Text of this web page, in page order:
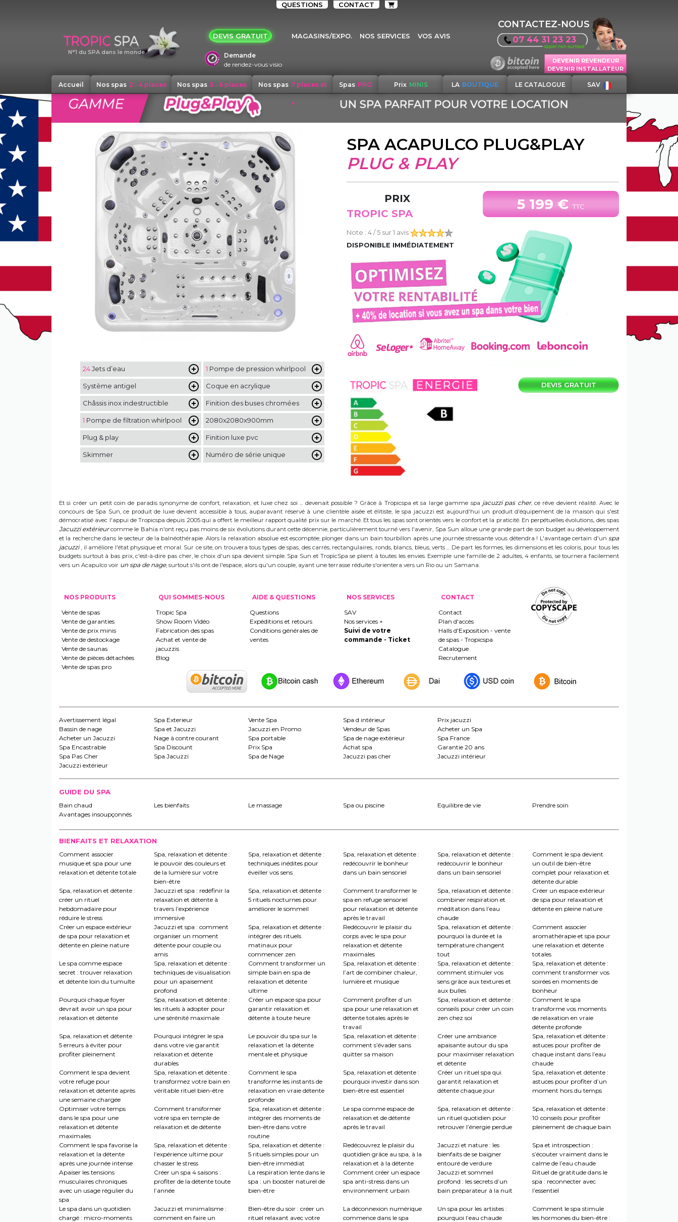
QUESTIONS CONTACT
N°1 du SPA dans le monde
DEVIS GRATUIT MAGASINS/EXPO. NOS SERVICES VOS AVIS
Demande
de rendez-vous visio
CONTACTEZ-NOUS
07 44 31 23 23
DEVENIR REVENDEUR
DEVENIR INSTALLATEUR
Accueil Nos spas 2 - 4 places Nos spas 5 - 6 places Nos spas 7 places et
+
Spas PRO Prix MINIS LA BOUTIQUE LE CATALOGUE SAV
24Jets d’eau 1 Pompe de pression whirlpool
Système antigel Coque en acrylique
Châssis inox indestructible Finition des buses chromées
1 Pompe de filtration whirlpool 2080x2080x900mm
Plug & play Finition luxe pvc
Skimmer Numéro de série unique
SPA ACAPULCO PLUG&PLAY
PLUG & PLAY
PRIX
TROPIC SPA
5 199 €TTC
Note : 4/ 5 sur1 avis
DISPONIBLE IMMÉDIATEMENT
DEVIS GRATUIT
Et si créer un petit coin de paradis synonyme de confort, relaxation, et luxe chez soi ... devenait possible ? Grâce à Tropicspa et sa large gamme spa jacuzzi pas cher, ce rêve devient réalité. Avec le
concours de Spa Sun, ce produit de luxe devient accessible à tous, auparavant réservé à une clientèle aisée et élitiste, le spa jacuzzi est aujourd'hui un produit d'équipement de la maison qui s'est
démocratisé avec l'appui de Tropicspa depuis 2005 qui a offert le meilleur rapport qualité prix sur le marché. Et tous les spas sont orientés vers le confort et la praticité. En perpétuelles évolutions, des spas
Jacuzzi extérieurcomme le Bahia n'ont reçu pas moins de six évolutions durant cette décennie, particulièrement tourné vers l'avenir, Spa Sun alloue une grande part de son budget au développement
et la recherche dans le secteur de la balnéothérapie. Alors la relaxation absolue est escomptée, plonger dans un bain tourbillon après une journée stressante vous détendra ! L'avantage certain d'un spa
jacuzzi, il améliore l'état physique et moral. Sur ce site, on trouvera tous types de spas, des carrés, rectangulaires, ronds, blancs, bleus, verts ... De part les formes, les dimensions et les coloris, pour tous les
budgets surtout à bas prix, c'est-à-dire pas cher, le choix d'un spa devient simple. Spa Sun et TropicSpa se plient à toutes les envies. Exemple une famille de 2 adultes, 4 enfants, se tournera facilement
vers un Acapulco voir un spa de nage, surtout s'ils ont de l'espace, alors qu'un couple, ayant une terrasse réduite s'orientera vers un Rio ou un Samana.
NOS PRODUITS
Vente de spas
Vente de garanties
Vente de prix minis
Vente de destockage
Vente de saunas
Vente de pièces détachées
Vente de spas pro
QUI SOMMES-NOUS
Tropic Spa
Show Room Vidéo
Fabrication des spas
Achat et vente de
jacuzzis
Blog
AIDE & QUESTIONS
Questions
Expéditions et retours
Conditions générales de
ventes
NOS SERVICES
SAV
Nos services +
Suivi de votre
commande - Ticket
CONTACT
Contact
Plan d'accès
Halls d'Exposition - vente
de spas - Tropicspa
Catalogue
Recrutement
Avertissement légal Spa Exterieur Vente Spa Spa d intérieur
Prix jacuzzi
Bassin de nage
Spa et Jacuzzi Jacuzzi en Promo Vendeur de Spas
Acheter un Spa
Acheter un Jacuzzi
Nage à contre courant Spa portable Spa de nage extérieur
Spa France
Spa Encastrable
Spa Discount Prix Spa Achat spa
Garantie 20 ans
Spa Pas Cher
Spa Jacuzzi Spa de Nage Jacuzzi pas cher
Jacuzzi intérieur
Jacuzzi extérieur
GUIDE DU SPA
Bain chaud Les bienfaits Le massage Spa ou piscine Equilibre de vie
Prendre soin
Avantages insoupçonnés
BIENFAITS ET RELAXATION
Comment associer
musique et spa pour une
relaxation et détente totale
Spa, relaxation et détente :
le pouvoir des couleurs et
de la lumière sur votre
bien-être
Spa, relaxation et détente :
techniques inédites pour
éveiller vos sens
Spa, relaxation et détente :
redécouvrir le bonheur
dans un bain sensoriel
Spa, relaxation et détente :
redécouvrir le bonheur
dans un bain sensoriel
Comment le spa devient
un outil de bien-être
complet pour relaxation et
détente durable
Spa, relaxation et détente :
créer un rituel
hebdomadaire pour
réduire le stress
Jacuzzi et spa : redéfinir la
relaxation et détente à
travers l’expérience
immersive
Spa, relaxation et détente :
5 rituels nocturnes pour
améliorer le sommeil
Comment transformer le
spa en refuge sensoriel
pour relaxation et détente
après le travail
Spa, relaxation et détente :
combiner respiration et
méditation dans l’eau
chaude
Créer un espace extérieur
de spa pour relaxation et
détente en pleine nature
Créer un espace extérieur
de spa pour relaxation et
détente en pleine nature
Jacuzzi et spa : comment
organiser un moment
détente pour couple ou
amis
Spa, relaxation et détente :
intégrer des rituels
matinaux pour
commencer zen
Redécouvrir le plaisir du
corps avec le spa pour
relaxation et détente
maximales
Spa, relaxation et détente :
pourquoi la durée et la
température changent
tout
Comment associer
aromathérapie et spa pour
une relaxation et détente
totales
Le spa comme espace
secret : trouver relaxation
et détente loin du tumulte
Spa, relaxation et détente :
techniques de visualisation
pour un apaisement
profond
Comment transformer un
simple bain en spa de
relaxation et détente
ultime
Spa, relaxation et détente :
l’art de combiner chaleur,
lumière et musique
Spa, relaxation et détente :
comment stimuler vos
sens grâce aux textures et
aux bulles
Spa, relaxation et détente :
comment transformer vos
soirées en moments de
bonheur
Pourquoi chaque foyer
devrait avoir un spa pour
relaxation et détente
Spa, relaxation et détente :
les rituels à adopter pour
une sérénité maximale
Créer un espace spa pour
garantir relaxation et
détente à toute heure
Comment profiter d’un
spa pour une relaxation et
détente totales après le
travail
Spa, relaxation et détente :
conseils pour créer un coin
zen chez soi
Comment le spa
transforme vos moments
de relaxation en vraie
détente profonde
Spa, relaxation et détente :
5 erreurs à éviter pour
profiter pleinement
Pourquoi intégrer le spa
dans votre vie garantit
relaxation et détente
durables
Le pouvoir du spa sur la
relaxation et la détente
mentale et physique
Spa, relaxation et détente :
comment s’évader sans
quitter sa maison
Créer une ambiance
apaisante autour du spa
pour maximiser relaxation
et détente
Spa, relaxation et détente :
astuces pour profiter de
chaque instant dans l’eau
chaude
Comment le spa devient
votre refuge pour
relaxation et détente après
une semaine chargée
Spa, relaxation et détente :
transformez votre bain en
véritable rituel bien-être
Comment le spa
transforme les instants de
relaxation en vraie détente
profonde
Spa, relaxation et détente :
pourquoi investir dans son
bien-être est essentiel
Créer un rituel spa qui
garantit relaxation et
détente chaque jour
Spa, relaxation et détente :
astuces pour profiter d’un
moment hors du temps
Optimiser votre temps
dans le spa pour une
relaxation et détente
maximales
Comment transformer
votre spa en temple de
relaxation et de détente
Spa, relaxation et détente :
intégrer des moments de
bien-être dans votre
routine
Le spa comme espace de
relaxation et de détente
après le travail
Spa, relaxation et détente :
un rituel quotidien pour
retrouver l’énergie perdue
Spa, relaxation et détente :
10 conseils pour profiter
pleinement de chaque bain
Comment le spa favorise la
relaxation et la détente
après une journée intense
Spa, relaxation et détente :
l’expérience ultime pour
chasser le stress
Spa, relaxation et détente :
5 rituels simples pour un
bien-être immédiat
Redécouvrez le plaisir du
quotidien grâce au spa, à la
relaxation et à la détente
Jacuzzi et nature : les
bienfaits de se baigner
entouré de verdure
Spa et introspection :
s’écouter vraiment dans le
calme de l’eau chaude
Apaiser les tensions
musculaires chroniques
avec un usage régulier du
spa
Créer un spa 4 saisons :
profiter de la détente toute
l’année
La respiration lente dans le
spa : un booster naturel de
bien-être
Comment créer un espace
spa anti-stress dans un
environnement urbain
Jacuzzi et sommeil
profond : les secrets d’un
bain préparateur à la nuit
Rituel de gratitude dans le
spa : reconnecter avec
l’essentiel
Le spa dans un quotidien
chargé : micro-moments
Jacuzzi et minimalisme :
comment en faire un
Bien-être du soir : créer un
rituel relaxant avec votre
La déconnexion numérique
commence dans le spa
Un spa pour les artistes :
pourquoi l’eau chaude
Comment le spa stimule
les hormones du bien-être :